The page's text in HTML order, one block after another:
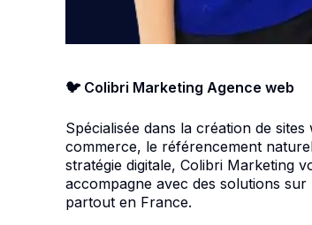
🐦 Colibri Marketing Agence web
Spécialisée dans la création de sites
commerce, le référencement
stratégie digitale, Colibri Marketing
accompagne avec des solutions sur
partout en France.